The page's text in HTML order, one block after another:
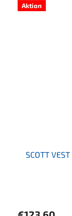
Aktion
SCOTT